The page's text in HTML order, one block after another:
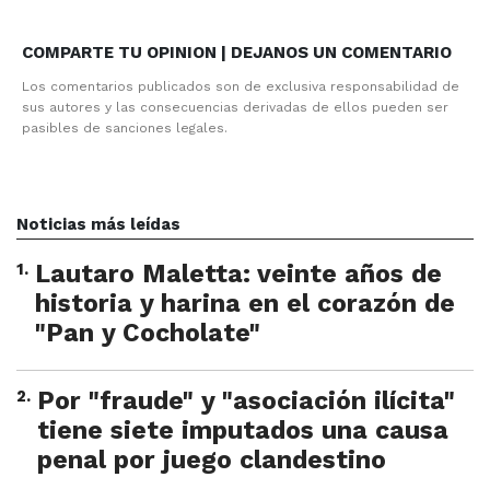
COMPARTE TU OPINION | DEJANOS UN COMENTARIO
Los comentarios publicados son de exclusiva responsabilidad de
sus autores y las consecuencias derivadas de ellos pueden ser
pasibles de sanciones legales.
Noticias más leídas
1. Lautaro Maletta: veinte años de
historia y harina en el corazón de
"Pan y Cocholate"
2. Por "fraude" y "asociación ilícita"
tiene siete imputados una causa
penal por juego clandestino